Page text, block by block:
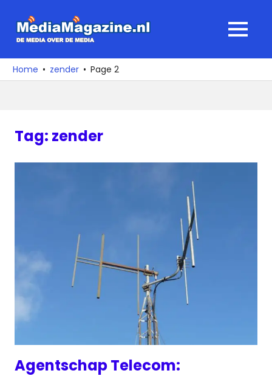
naar
media
over
MENU
Home zender Page 2
Tag: zender
Agentschap Telecom: